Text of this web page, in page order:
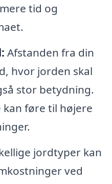
tid og
Afstanden fra din
hvor jorden skal
stor betydning.
føre til højere
jordtyper kan
ved